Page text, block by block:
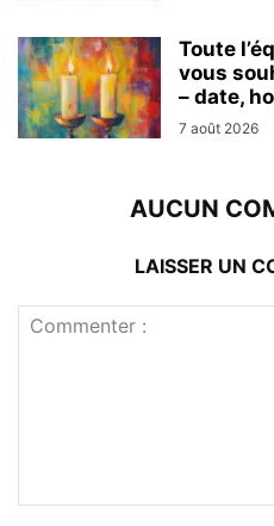
Toute
vous
– date,
7 août 2026
AUCUN
LAISSER UN